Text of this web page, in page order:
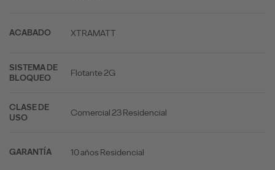
ACABADO XTRAMATT
SISTEMA DE
BLOQUEO
Flotante 2G
CLASE DE
USO
Comercial 23 Residencial
GARANTÍA 10 años Residencial